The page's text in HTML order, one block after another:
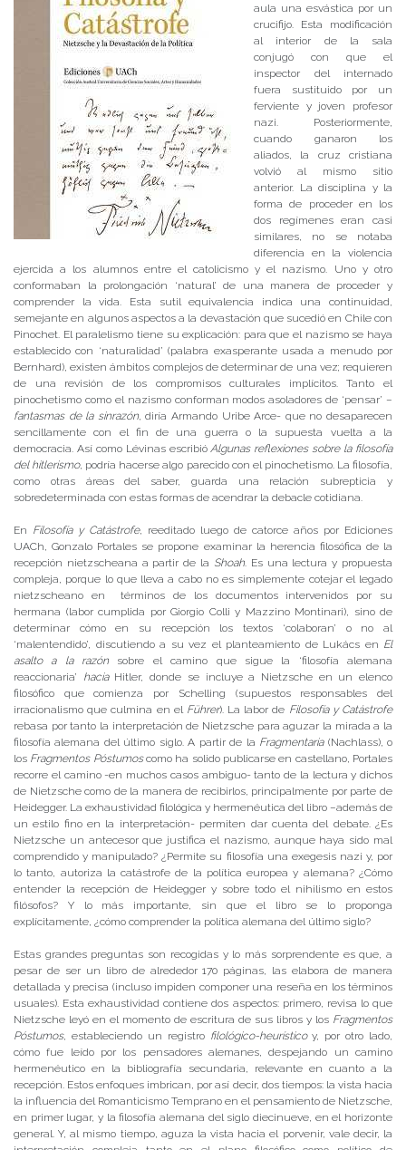
aula una esvástica por un
crucifijo. Esta modificación
al interior de la sala
conjugó con que el
inspector del internado
fuera sustituido por un
ferviente y joven profesor
nazi. Posteriormente,
cuando ganaron los
aliados, la cruz cristiana
volvió al mismo sitio
anterior. La disciplina y la
forma de proceder en los
dos regímenes eran casi
similares, no se notaba
diferencia en la violencia
ejercida a los alumnos entre el catolicismo y el nazismo. Uno y otro
conformaban la prolongación ‘natural’ de una manera de proceder y
comprender la vida. Esta sutil equivalencia indica una continuidad,
semejante en algunos aspectos a la devastación que sucedió en Chile con
Pinochet. El paralelismo tiene su explicación: para que el nazismo se haya
establecido con ‘naturalidad’ (palabra exasperante usada a menudo por
Bernhard), existen ámbitos complejos de determinar de una vez; requieren
de una revisión de los compromisos culturales implícitos. Tanto el
pinochetismo como el nazismo conforman modos asoladores de ‘pensar’ –
fantasmas de la sinrazón, diría Armando Uribe Arce- que no desaparecen
sencillamente con el fin de una guerra o la supuesta vuelta a la
democracia. Así como Lévinas escribióAlgunas reflexiones sobre la filosofía
del hitlerismo, podría hacerse algo parecido con el pinochetismo. La filosofía,
como otras áreas del saber, guarda una relación subrepticia y
sobredeterminada con estas formas de acendrar la debacle cotidiana.
En Filosofía y Catástrofe, reeditado luego de catorce años por Ediciones
UACh, Gonzalo Portales se propone examinar la herencia filosófica de la
recepción nietzscheana a partir de la Shoah. Es una lectura y propuesta
compleja, porque lo que lleva a cabo no es simplemente cotejar el legado
nietzscheano en términos de los documentos intervenidos por su
hermana (labor cumplida por Giorgio Colli y Mazzino Montinari), sino de
determinar cómo en su recepción los textos ‘colaboran’ o no al
‘malentendido’, discutiendo a su vez el planteamiento de Lukács en El
asalto a la razón sobre el camino que sigue la ‘filosofía alemana
reaccionaria’ haciaHitler, donde se incluye a Nietzsche en un elenco
filosófico que comienza por Schelling (supuestos responsables del
irracionalismo que culmina en el Führer). La labor de Filosofía y Catástrofe
rebasa por tanto la interpretación de Nietzsche para aguzar la mirada a la
filosofía alemana del último siglo. A partir de la Fragmentaria(Nachlass), o
los Fragmentos Póstumoscomo ha solido publicarse en castellano, Portales
recorre el camino -en muchos casos ambiguo- tanto de la lectura y dichos
de Nietzsche como de la manera de recibirlos, principalmente por parte de
Heidegger. La exhaustividad filológica y hermenéutica del libro –además de
un estilo fino en la interpretación- permiten dar cuenta del debate. ¿Es
Nietzsche un antecesor que justifica el nazismo, aunque haya sido mal
comprendido y manipulado? ¿Permite su filosofía una exegesis nazi y, por
lo tanto, autoriza la catástrofe de la política europea y alemana? ¿Cómo
entender la recepción de Heidegger y sobre todo el nihilismo en estos
filósofos? Y lo más importante, sin que el libro se lo proponga
explícitamente, ¿cómo comprender la política alemana del último siglo?
Estas grandes preguntas son recogidas y lo más sorprendente es que, a
pesar de ser un libro de alrededor 170 páginas, las elabora de manera
detallada y precisa (incluso impiden componer una reseña en los términos
usuales). Esta exhaustividad contiene dos aspectos: primero, revisa lo que
Nietzsche leyó en el momento de escritura de sus libros y los Fragmentos
Póstumos, estableciendo un registro filológico-heurísticoy, por otro lado,
cómo fue leído por los pensadores alemanes, despejando un camino
hermenéutico en la bibliografía secundaria, relevante en cuanto a la
recepción. Estos enfoques imbrican, por así decir, dos tiempos: la vista hacia
la influencia del Romanticismo Temprano en el pensamiento de Nietzsche,
en primer lugar, y la filosofía alemana del siglo diecinueve, en el horizonte
general. Y, al mismo tiempo, aguza la vista hacia el porvenir, vale decir, la